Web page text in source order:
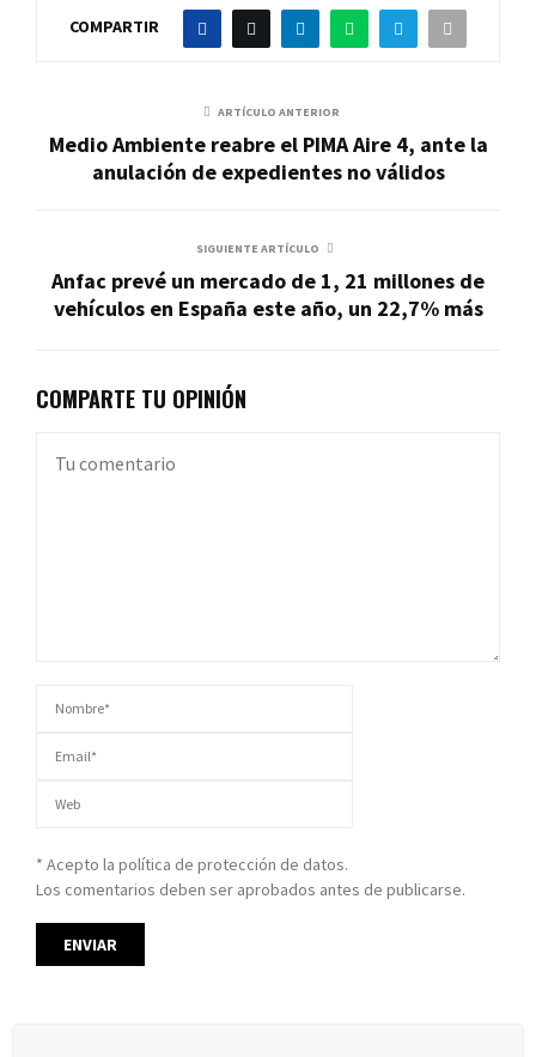
COMPARTIR
ARTÍCULO ANTERIOR
Medio Ambiente reabre el PIMA Aire 4, ante la
anulación de expedientes no válidos
SIGUIENTE ARTÍCULO
Anfac prevé un mercado de 1, 21 millones de
vehículos en España este año, un 22,7% más
COMPARTE TU OPINIÓN
* Acepto la política de protección de datos.
Los comentarios deben ser aprobados antes de publicarse.